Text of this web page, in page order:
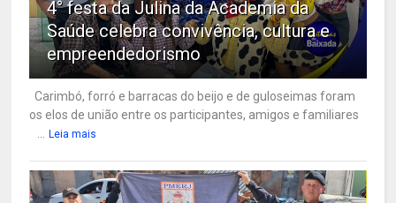
4° festa da Julina da Academia da
Saúde celebra convivência, cultura e
empreendedorismo
Carimbó, forró e barracas do beijo e de guloseimas foram
os elos de união entre os participantes, amigos e familiares
... Leia mais